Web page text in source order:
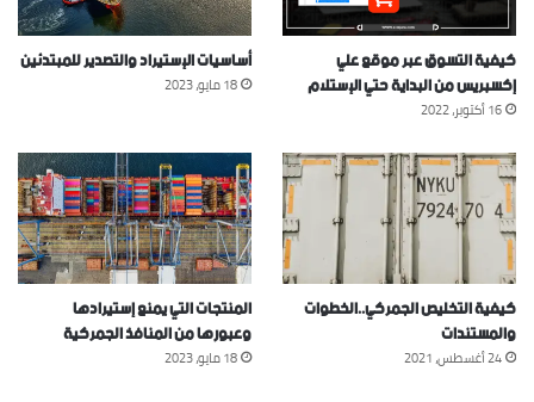
كيفية التسوق عبر موقع علي
إكسبريس من البداية حتي الإستلام
16 أكتوبر، 2022
أساسيات الإستيراد والتصدير للمبتدئين
18 مايو، 2023
كيفية التخليص الجمركي..الخطوات
والمستندات
24 أغسطس، 2021
المنتجات التي يمنع إستيرادها
وعبورها من المنافذ الجمركية
18 مايو، 2023